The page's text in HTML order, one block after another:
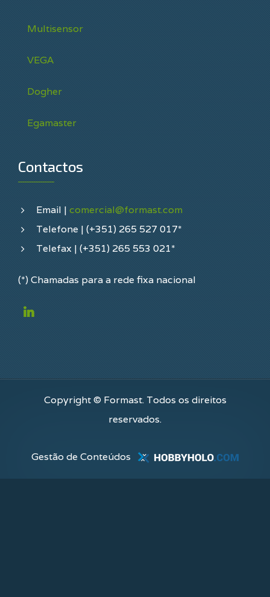
Multisensor
VEGA
Dogher
Egamaster
Contactos
Email | comercial@formast.com
Telefone | (+351) 265 527 017*
Telefax | (+351) 265 553 021*
(*) Chamadas para a rede fixa nacional
Copyright © Formast. Todos os direitos
reservados.
Gestão de Conteúdos